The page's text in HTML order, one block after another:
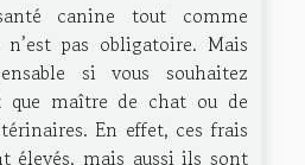
canine tout comme
n’est pas obligatoire. Mais
si vous souhaitez
maître de chat ou de
En effet, ces frais
élevés, mais aussi ils sont